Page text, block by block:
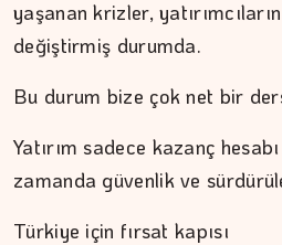
yaşanan krizler,
değiştirmiş durumda.
Bu durum bize çok net bir
Yatırım sadece kazanç
zamanda güvenlik ve
Türkiye için fırsat kapısı